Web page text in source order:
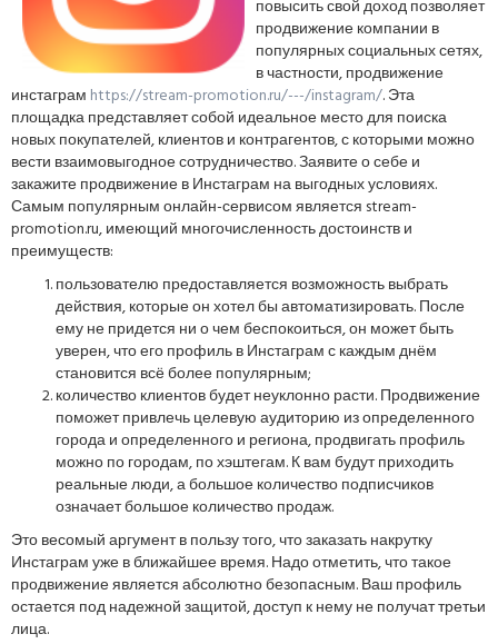
повысить свой доход позволяет
продвижение компании в
популярных социальных сетях,
в частности, продвижение
инстаграм https://stream-promotion.ru/---/instagram/. Эта
площадка представляет собой идеальное место для поиска
новых покупателей, клиентов и контрагентов, с которыми можно
вести взаимовыгодное сотрудничество. Заявите о себе и
закажите продвижение в Инстаграм на выгодных условиях.
Самым популярным онлайн-сервисом является stream-
promotion.ru, имеющий многочисленность достоинств и
преимуществ:
пользователю предоставляется возможность выбрать
действия, которые он хотел бы автоматизировать. После
ему не придется ни о чем беспокоиться, он может быть
уверен, что его профиль в Инстаграм с каждым днём
становится всё более популярным;
количество клиентов будет неуклонно расти. Продвижение
поможет привлечь целевую аудиторию из определенного
города и определенного и региона, продвигать профиль
можно по городам, по хэштегам. К вам будут приходить
реальные люди, а большое количество подписчиков
означает большое количество продаж.
Это весомый аргумент в пользу того, что заказать накрутку
Инстаграм уже в ближайшее время. Надо отметить, что такое
продвижение является абсолютно безопасным. Ваш профиль
остается под надежной защитой, доступ к нему не получат третьи
лица.